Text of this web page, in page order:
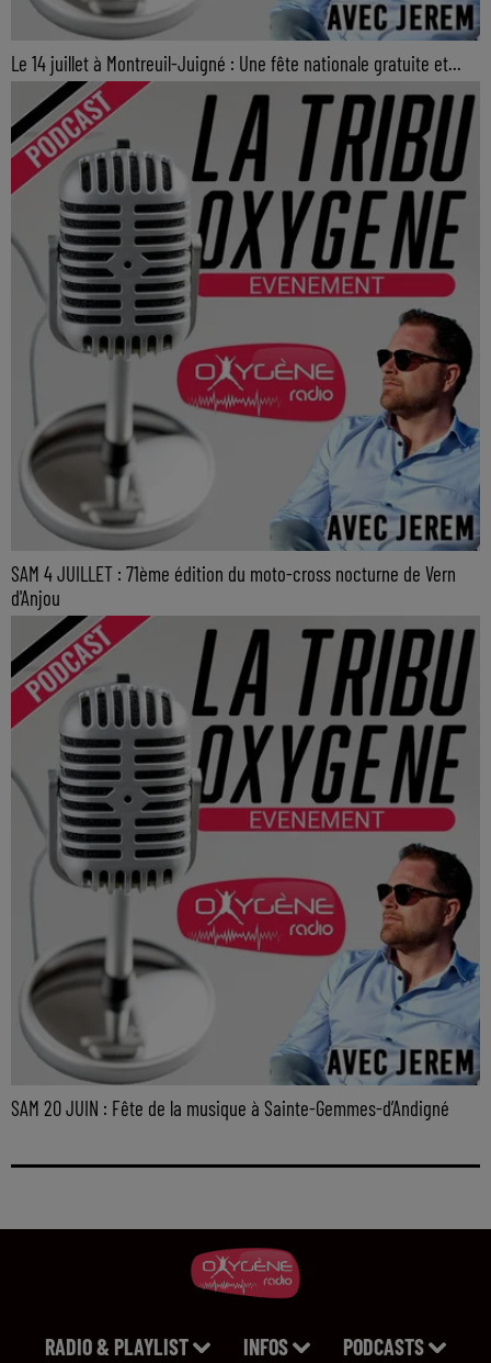
Le 14 juillet à Montreuil-Juigné : Une fête nationale gratuite et...
SAM 4 JUILLET : 71ème édition du moto-cross nocturne de Vern
d'Anjou
SAM 20 JUIN : Fête de la musique à Sainte-Gemmes-d’Andigné
RADIO & PLAYLIST INFOS PODCASTS